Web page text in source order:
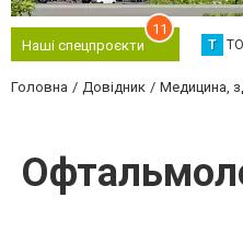
Наші спецпроєкти
11
Т
Головна Довідник Медицина,